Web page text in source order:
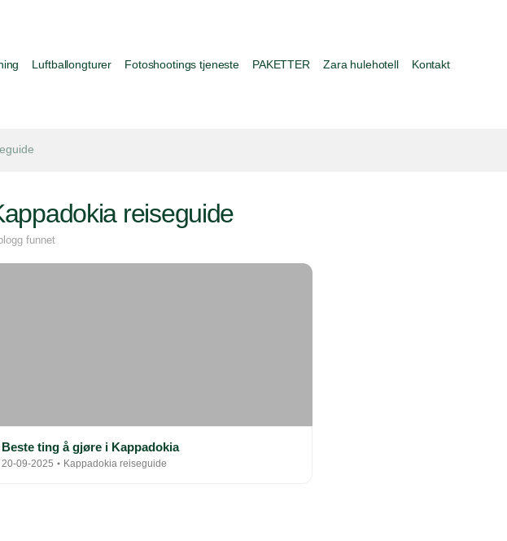
Luftballongturer Fotoshootings tjeneste PAKETTER Zara hulehotell Kontakt
reiseguide
funnet
Beste ting å gjøre i Kappadokia
20-09-2025 Kappadokia reiseguide